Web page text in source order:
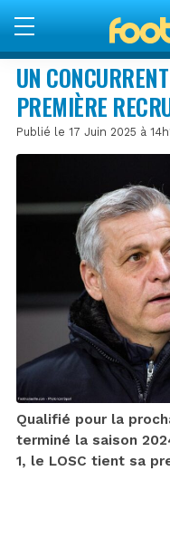
UN
PREMIÈRE
Publié le 17 Juin 2025 à
Qualifié pour la
terminé la saison
1, le LOSC tient sa